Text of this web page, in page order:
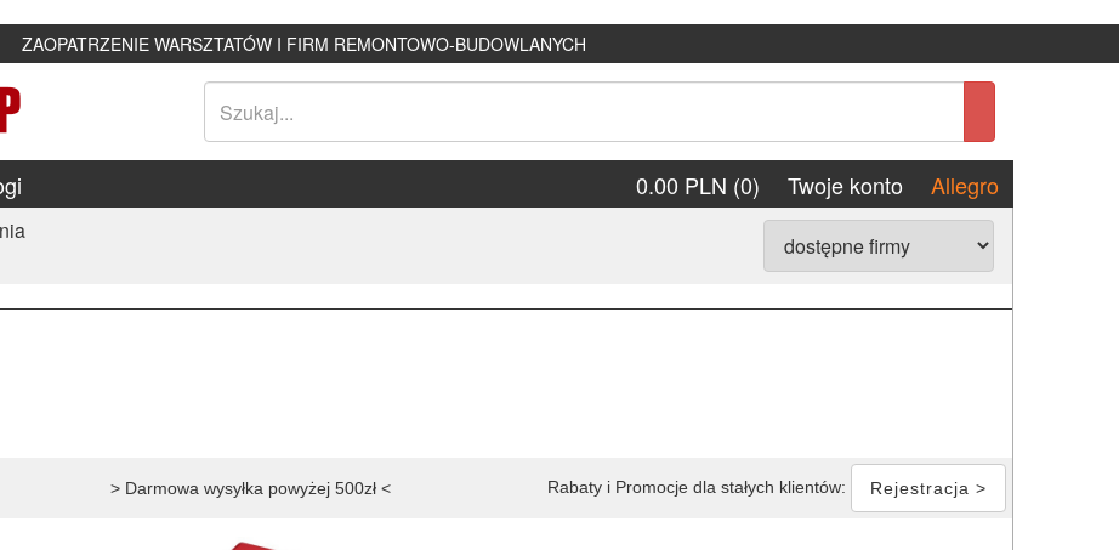
ZAOPATRZENIE WARSZTATÓW I FIRM REMONTOWO-BUDOWLANYCH
0.00 PLN (0) Twoje konto
Allegro
> Darmowa wysyłka powyżej 500zł < Rabaty i Promocje dla stałych klientów: Rejestracja >